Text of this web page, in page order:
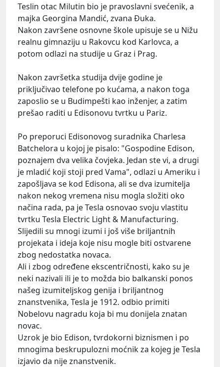
Teslin otac Milutin bio je pravoslavni svećenik, a
majka Georgina Mandić, zvana Đuka.
Nakon završene osnovne škole upisuje se u Nižu
realnu gimnaziju u Rakovcu kod Karlovca, a
potom odlazi na studije u Graz i Prag.
Nakon završetka studija dvije godine je
priključivao telefone po kućama, a nakon toga
zaposlio se u Budimpešti kao inženjer, a zatim
prešao raditi u Edisonovu tvrtku u Pariz.
Po preporuci Edisonovog suradnika Charlesa
Batchelora u kojoj je pisalo: "Gospodine Edison,
poznajem dva velika čovjeka. Jedan ste vi, a drugi
je mladić koji stoji pred Vama", odlazi u Ameriku i
zapošljava se kod Edisona, ali se dva izumitelja
nakon nekog vremena nisu mogla složiti oko
načina rada, pa je Tesla osnovao svoju vlastitu
tvrtku Tesla Electric Light & Manufacturing.
Slijedili su mnogi izumi i još više briljantnih
projekata i ideja koje nisu mogle biti ostvarene
zbog nedostatka novaca.
Ali i zbog određene ekscentričnosti, kako su je
neki nazivali ili je to možda bio balkanski ponos
našeg izumiteljskog genija i briljantnog
znanstvenika, Tesla je 1912. odbio primiti
Nobelovu nagradu koja bi mu donijela znatan
novac.
Uzrok je bio Edison, tvrdokorni biznismen i po
mnogima beskrupulozni moćnik za kojeg je Tesla
izjavio da nije znanstvenik.